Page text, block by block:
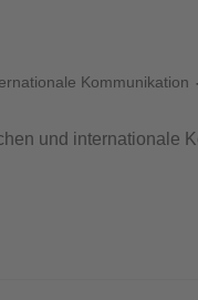
Kommunikation
und internationale